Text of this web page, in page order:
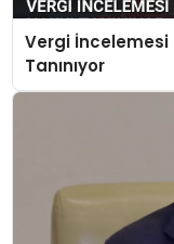
Vergi İncelemesi
Tanınıyor